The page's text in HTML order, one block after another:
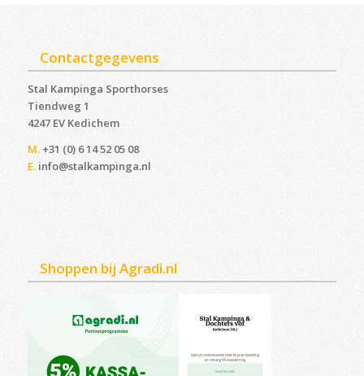
Contactgegevens
Stal Kampinga Sporthorses
Tiendweg 1
4247 EV Kedichem ‎
M.+31 (0) 6 14 52 05 08
E. info@stalkampinga.nl
Shoppen bij Agradi.nl